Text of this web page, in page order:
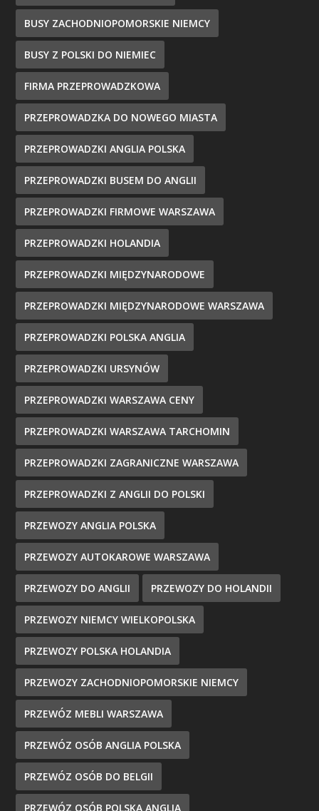
BUSY ZACHODNIOPOMORSKIE NIEMCY
BUSY Z POLSKI DO NIEMIEC
FIRMA PRZEPROWADZKOWA
PRZEPROWADZKA DO NOWEGO MIASTA
PRZEPROWADZKI ANGLIA POLSKA
PRZEPROWADZKI BUSEM DO ANGLII
PRZEPROWADZKI FIRMOWE WARSZAWA
PRZEPROWADZKI HOLANDIA
PRZEPROWADZKI MIĘDZYNARODOWE
PRZEPROWADZKI MIĘDZYNARODOWE WARSZAWA
PRZEPROWADZKI POLSKA ANGLIA
PRZEPROWADZKI URSYNÓW
PRZEPROWADZKI WARSZAWA CENY
PRZEPROWADZKI WARSZAWA TARCHOMIN
PRZEPROWADZKI ZAGRANICZNE WARSZAWA
PRZEPROWADZKI Z ANGLII DO POLSKI
PRZEWOZY ANGLIA POLSKA
PRZEWOZY AUTOKAROWE WARSZAWA
PRZEWOZY DO ANGLII PRZEWOZY DO HOLANDII
PRZEWOZY NIEMCY WIELKOPOLSKA
PRZEWOZY POLSKA HOLANDIA
PRZEWOZY ZACHODNIOPOMORSKIE NIEMCY
PRZEWÓZ MEBLI WARSZAWA
PRZEWÓZ OSÓB ANGLIA POLSKA
PRZEWÓZ OSÓB DO BELGII
PRZEWÓZ OSÓB POLSKA ANGLIA